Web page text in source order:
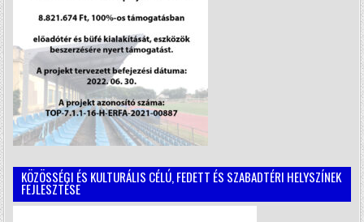
KÖZÖSSÉGI ÉS KULTURÁLIS CÉLÚ, FEDETT ÉS SZABADTÉRI HELYSZÍNEK
FEJLESZTÉSE